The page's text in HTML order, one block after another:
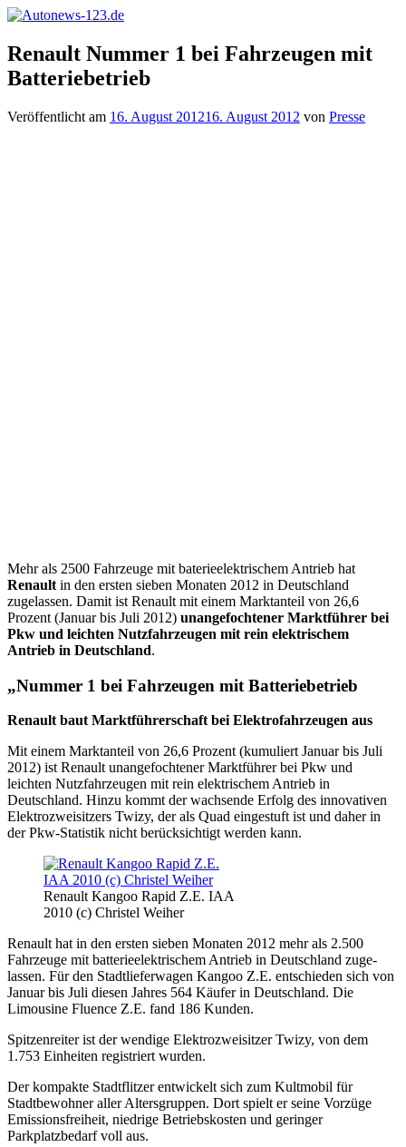
Zum
springen
Autonews-
123.de
Autonews
mit
Charme
Renault Nummer 1 bei Fahrzeugen mit
Batteriebetrieb
Veröffentlicht am 16. August 201216. August 2012 von Presse
Mehr als 2500 Fahrzeuge mit baterieelektrischem Antrieb hat
Renault in den ersten sieben Monaten 2012 in Deutschland
zugelassen. Damit ist Renault mit einem Marktanteil von 26,6
Prozent (Januar bis Juli 2012) unangefochtener Marktführer bei
Pkw und leichten Nutzfahrzeugen mit rein elektrischem
Antrieb in Deutschland.
„Nummer 1 bei Fahrzeugen mit Batteriebetrieb
Renault baut Marktführerschaft bei Elektrofahrzeugen aus
Mit einem Marktanteil von 26,6 Prozent (kumuliert Januar bis Juli
2012) ist Renault unangefochtener Marktführer bei Pkw und
leichten Nutzfahrzeugen mit rein elektrischem Antrieb in
Deutschland. Hinzu kommt der wachsende Erfolg des innovativen
Elektrozweisitzers Twizy, der als Quad eingestuft ist und daher in
der Pkw-Statistik nicht berücksichtigt werden kann.
Renault Kangoo Rapid Z.E. IAA
2010 (c) Christel Weiher
Renault hat in den ersten sieben Monaten 2012 mehr als 2.500
Fahrzeuge mit batterieelektrischem Antrieb in Deutschland zuge­
lassen. Für den Stadtlieferwagen Kangoo Z.E. entschieden sich von
Januar bis Juli diesen Jahres 564 Käufer in Deutschland. Die
Limousine Fluence Z.E. fand 186 Kunden.
Spitzenreiter ist der wendige Elektrozweisitzer Twizy, von dem
1.753 Einheiten registriert wurden.
Der kompakte Stadtflitzer ent­wickelt sich zum Kultmobil für
Stadtbewohner aller Altersgruppen. Dort spielt er seine Vorzüge
Emissionsfreiheit, niedrige Betriebs­kosten und geringer
Parkplatzbedarf voll aus.